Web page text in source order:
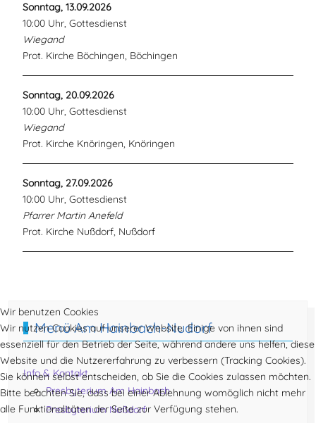
Sonntag, 13.09.2026
10:00 Uhr, Gottesdienst
Wiegand
Prot. Kirche Böchingen, Böchingen
Sonntag, 20.09.2026
10:00 Uhr, Gottesdienst
Wiegand
Prot. Kirche Knöringen, Knöringen
Sonntag, 27.09.2026
10:00 Uhr, Gottesdienst
Pfarrer Martin Anefeld
Prot. Kirche Nußdorf, Nußdorf
Menü Am Hainbach-Nudorf
Info & Kontakt
Presbyterium Am Hainbach
Presbyterium Nußdorf
Wir benutzen Cookies
Wir nutzen Cookies auf unserer Website. Einige von ihnen sind
essenziell für den Betrieb der Seite, während andere uns helfen, diese
Website und die Nutzererfahrung zu verbessern (Tracking Cookies).
Sie können selbst entscheiden, ob Sie die Cookies zulassen möchten.
Bitte beachten Sie, dass bei einer Ablehnung womöglich nicht mehr
alle Funktionalitäten der Seite zur Verfügung stehen.